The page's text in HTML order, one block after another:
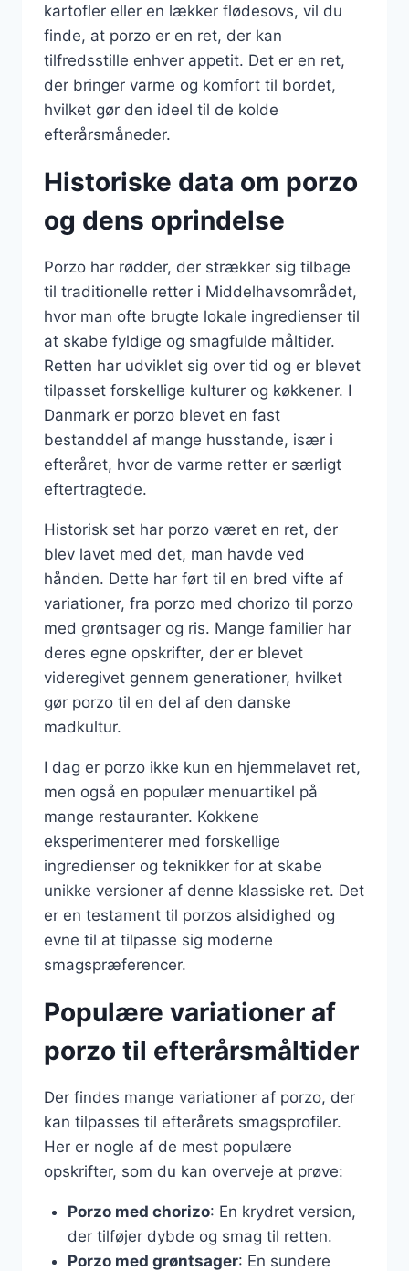
kartofler eller en lækker flødesovs, vil du
finde, at porzo er en ret, der kan
tilfredsstille enhver appetit. Det er en ret,
der bringer varme og komfort til bordet,
hvilket gør den ideel til de kolde
efterårsmåneder.
Historiske data om porzo
og dens oprindelse
Porzo har rødder, der strækker sig tilbage
til traditionelle retter i Middelhavsområdet,
hvor man ofte brugte lokale ingredienser til
at skabe fyldige og smagfulde måltider.
Retten har udviklet sig over tid og er blevet
tilpasset forskellige kulturer og køkkener. I
Danmark er porzo blevet en fast
bestanddel af mange husstande, især i
efteråret, hvor de varme retter er særligt
eftertragtede.
Historisk set har porzo været en ret, der
blev lavet med det, man havde ved
hånden. Dette har ført til en bred vifte af
variationer, fra porzo med chorizo til porzo
med grøntsager og ris. Mange familier har
deres egne opskrifter, der er blevet
videregivet gennem generationer, hvilket
gør porzo til en del af den danske
madkultur.
I dag er porzo ikke kun en hjemmelavet ret,
men også en populær menuartikel på
mange restauranter. Kokkene
eksperimenterer med forskellige
ingredienser og teknikker for at skabe
unikke versioner af denne klassiske ret. Det
er en testament til porzos alsidighed og
evne til at tilpasse sig moderne
smagspræferencer.
Populære variationer af
porzo til efterårsmåltider
Der findes mange variationer af porzo, der
kan tilpasses til efterårets smagsprofiler.
Her er nogle af de mest populære
opskrifter, som du kan overveje at prøve:
Porzo med chorizo: En krydret version,
der tilføjer dybde og smag til retten.
Porzo med grøntsager: En sundere